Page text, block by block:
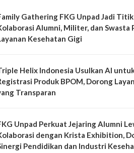
Gathering FKG Unpad Jadi
Alumni, Militer, dan Swasta
Kesehatan Gigi
Helix Indonesia Usulkan AI
Produk BPOM, Dorong
Transparan
Unpad Perkuat Jejaring Alumni
dengan Krista Exhibition,
Pendidikan dan Industri